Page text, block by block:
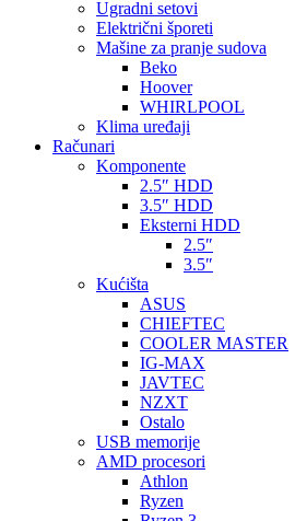
Ugradni setovi
Električni šporeti
Mašine za pranje sudova
Beko
Hoover
WHIRLPOOL
Klima uređaji
Računari
Komponente
2.5″ HDD
3.5″ HDD
Eksterni HDD
2.5″
3.5″
Kućišta
ASUS
CHIEFTEC
COOLER MASTER
IG-MAX
JAVTEC
NZXT
Ostalo
USB memorije
AMD procesori
Athlon
Ryzen